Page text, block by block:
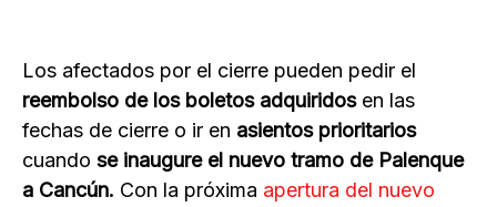
Los afectados por el cierre pueden pedir el
reembolso de los boletos adquiridosen las
fechas de cierre o ir en asientos prioritarios
cuando se inaugure el nuevo tramo de Palenque
a Cancún. Con la próxima apertura del nuevo